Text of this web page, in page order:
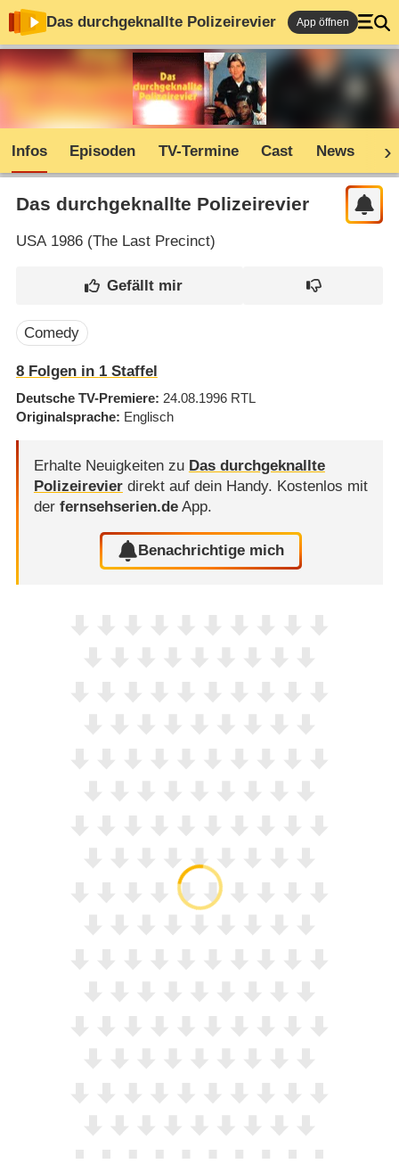
Das durchgeknallte Polizeirevier App öffnen
Infos Episoden TV-Termine Cast News
Das durchgeknallte Polizeirevier
USA1986 (The Last Precinct)
Comedy
8Folgen in 1Staffel
Deutsche TV-Premiere 24.08.1996 RTL
Originalsprache Englisch
Erhalte Neuigkeiten zu Das durchgeknallte
Polizeirevierdirekt auf dein Handy. Kostenlos mit
der fernsehserien.deApp.
Benachrichtige mich